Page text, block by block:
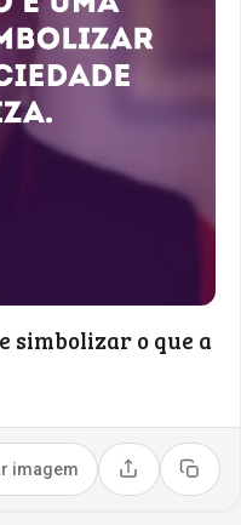
simbolizar o que a
imagem Compartilhar
Copiar